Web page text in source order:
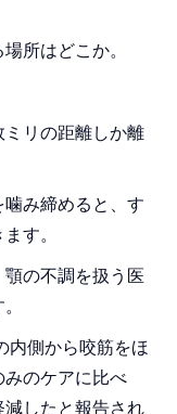
所はどこか。
リの距離しか離
み締めると、す
す。
の不調を扱う医
内側から咬筋をほ
みのケアに比べ
したと報告され